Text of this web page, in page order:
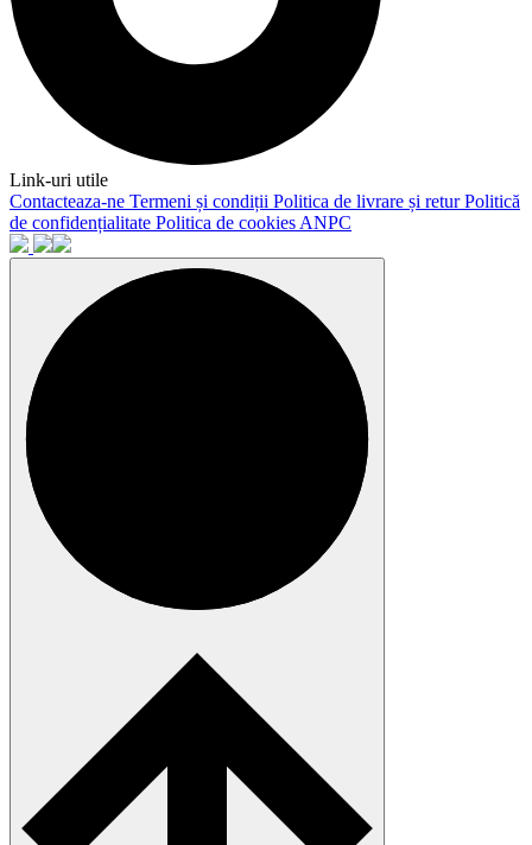
Link-uri utile
Contacteaza-ne Termeni și condiții Politica de livrare și returPolitică
de confidențialitate Politica de cookies ANPC